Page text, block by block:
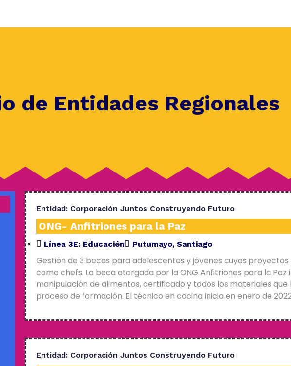
de Entidades Regionales
Entidad: Corporación Juntos Construyendo Futuro
ONG- Anfitriones para la Paz
Línea 3E: Educación Putumayo, Santiago
Gestión de 3 becas para adolescentes y jóvenes cuyos
como chefs. La beca otorgada por la ONG Anfitriones para la
manipulación de alimentos, certificado y todos los materiales
proceso de formación. El técnico en cocina inicia en enero de
Entidad: Corporación Juntos Construyendo Futuro